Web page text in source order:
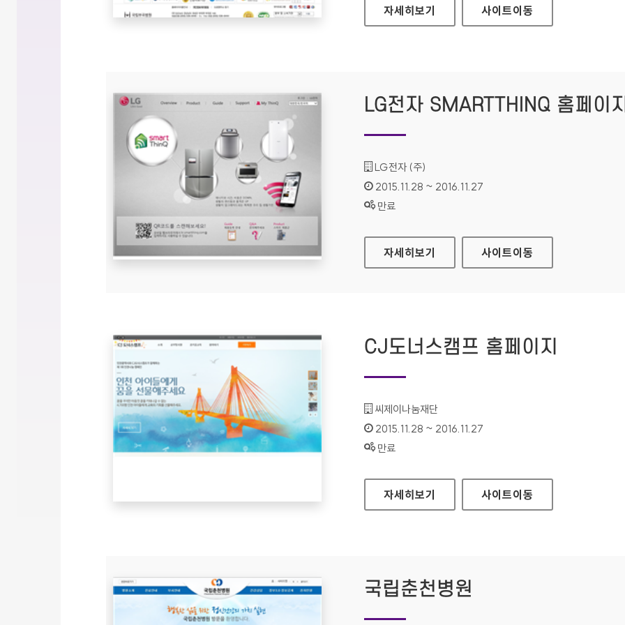
국립부곡병원 홈페이지
자세히보기 사이트이동
LG전자 SMARTTHINQ 홈페이
기관명 :
LG전자 (주)
인증기간 :
2015.11.28 ~ 2016.11.27
상태 :
만료
LG전자 SMARTTHINQ 홈페이지
자세히보기 사이트이동
CJ도너스캠프 홈페이지
기관명 :
씨제이나눔재단
인증기간 :
2015.11.28 ~ 2016.11.27
상태 :
만료
CJ도너스캠프 홈페이지
자세히보기 사이트이동
국립춘천병원